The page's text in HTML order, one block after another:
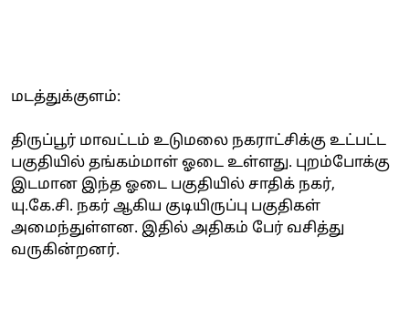
மடத்துக்குளம்:
திருப்பூர் மாவட்டம் உடுமலை நகராட்சிக்கு உட்பட்ட
பகுதியில் தங்கம்மாள் ஓடை உள்ளது. புறம்போக்கு
இடமான இந்த ஓடை பகுதியில் சாதிக் நகர்,
யு.கே.சி. நகர் ஆகிய குடியிருப்பு பகுதிகள்
அமைந்துள்ளன. இதில் அதிகம் பேர் வசித்து
வருகின்றனர்.